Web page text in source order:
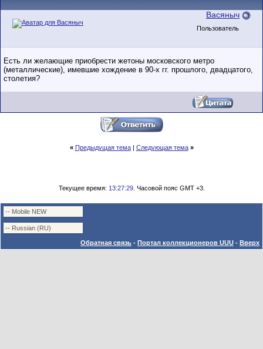
Васяныч
Пользователь
Есть ли желающие приобрести жетоны московского метро
(металлические), имевшие хождение в 90-х гг. прошлого, двадцатого,
столетия?
« Предыдущая тема| Следующая тема »
Текущее время: 13:27:29. Часовой пояс GMT +3.
Обратная связь - Портал коллекционеров UUU - Вверх